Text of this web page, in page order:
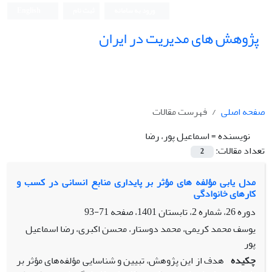
پژوهش های مدیریت در ایران
صفحه اصلی
فهرست مقالات
نویسنده =اسماعیل پور، رضا
تعداد مقالات:
2
مدل یابی مؤلفه های مؤثر بر پایداری منابع انسانی در کسب و
کارهای خانوادگی
دوره 26، شماره 2، تابستان 1401، صفحه
71-93
یوسف محمد کریمی، محمد دوستار، محسن اکبری، رضا اسماعیل
پور
چکیده هدف از این پژوهش، تبیین و شناسایی مؤلفه‌های مؤثر بر